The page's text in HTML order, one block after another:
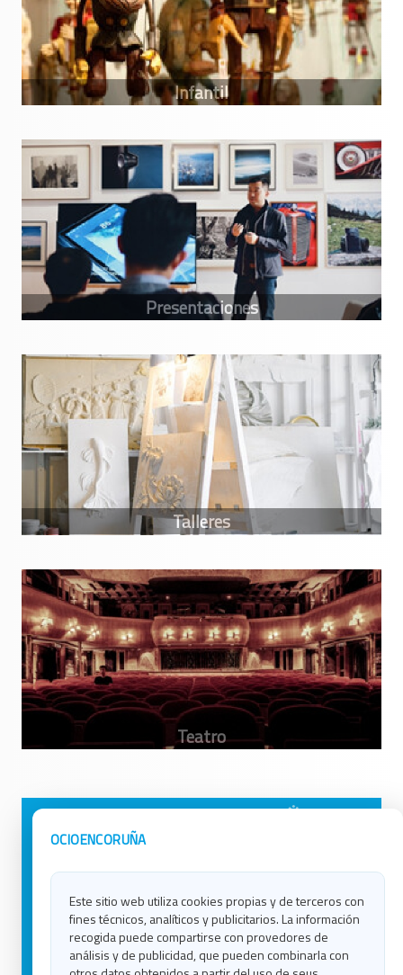
OCIOENCORUÑA
Este sitio web utiliza cookies propias y de terceros con
fines técnicos, analíticos y publicitarios. La información
recogida puede compartirse con provedores de
análisis y de publicidad, que pueden combinarla con
Avisos Legales
Contacto
Política de Cookies
Ocio en Lugo
Ocio en Ourense
Ocio en Pontevedra
Ocio en Santiago